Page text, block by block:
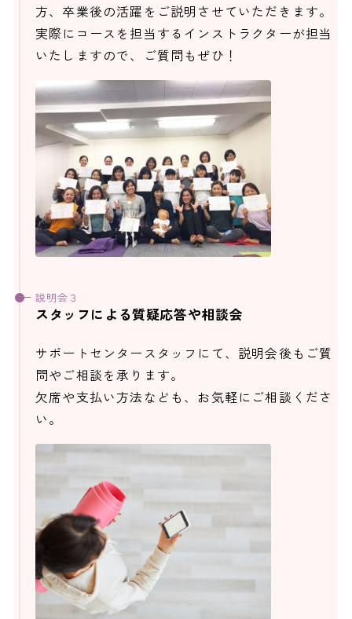
方、卒業後の活躍をご説明させていただきます。
実際にコースを担当するインストラクターが担当
いたしますので、ご質問もぜひ！
説明会３
スタッフによる質疑応答や相談会
サポートセンタースタッフにて、説明会後もご質
問やご相談を承ります。
欠席や支払い方法なども、お気軽にご相談くださ
い。